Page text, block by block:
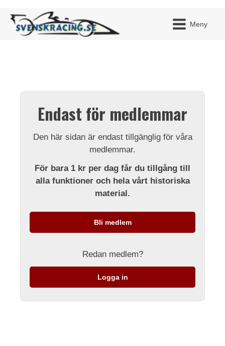
Meny
Endast för medlemmar
Den här sidan är endast tillgänglig för våra
medlemmar.
För bara 1 kr per dag får du tillgång till
alla funktioner och hela vårt historiska
material.
Bli medlem
Redan medlem?
Logga in